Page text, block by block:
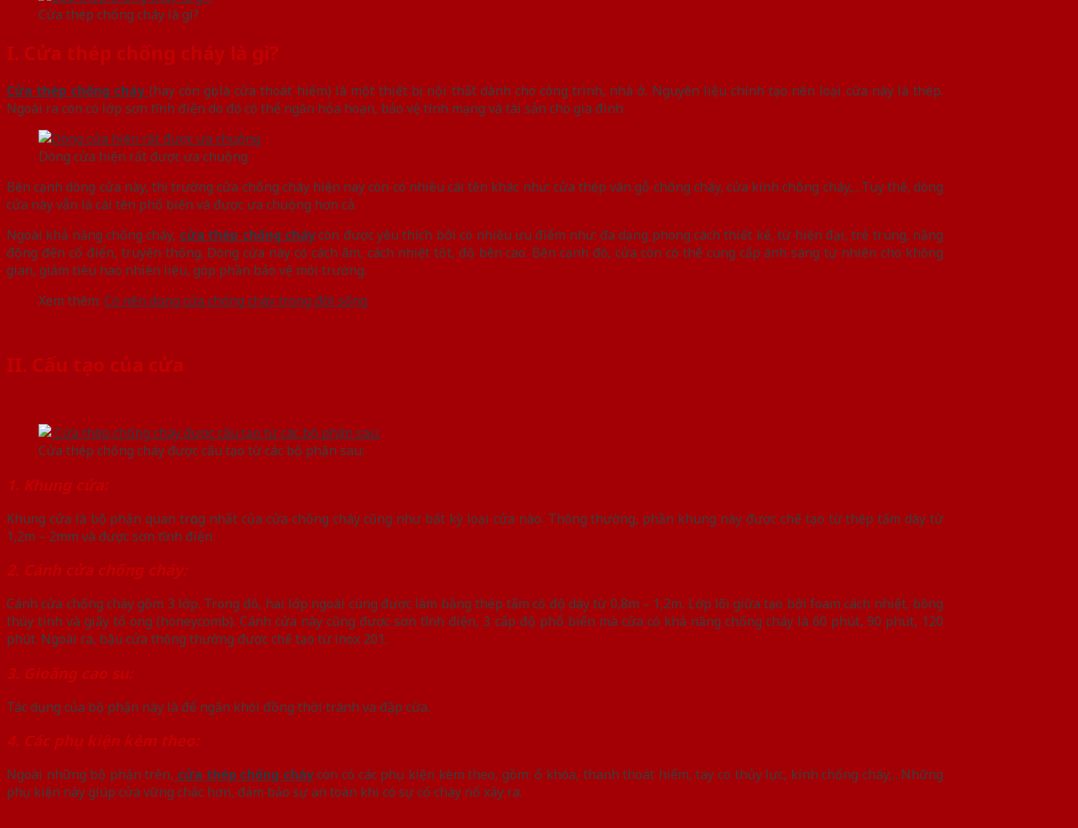
Cửa thép chống cháy là gì?
I. Cửa thép chống cháy là gì?
Cửa thép chống cháy (hay còn gọi là cửa thoát hiểm) là một thiết bị nội thất dành cho công trình, nhà ở. Nguyên liệu chính tạo nên loại cửa này là thép.
Ngoài ra còn có lớp sơn tĩnh điện do đó có thể ngăn hỏa hoạn, bảo vệ tính mạng và tài sản cho gia đình.
Dòng cửa hiện rất được ưa chuộng
Bên cạnh dòng cửa này, thị trường cửa chống cháy hiện nay còn có nhiều cái tên khác như: cửa thép vân gỗ chống cháy, cửa kính chống cháy,…Tuy thế, dòng
cửa này vẫn là cái tên phổ biến và được ưa chuộng hơn cả.
Ngoài khả năng chống cháy, cửa thép chống cháycòn được yêu thích bởi có nhiều ưu điểm như: đa dạng phong cách thiết kế, từ hiện đại, trẻ trung, năng
động đến cổ điển, truyền thống. Dòng cửa này có cách âm, cách nhiệt tốt, độ bền cao. Bên cạnh đó, cửa còn có thể cung cấp ánh sáng tự nhiên cho không
gian, giảm tiêu hao nhiên liệu, góp phần bảo vệ môi trường.
Xem thêm: Có nên dùng cửa chống cháy trong đời sống
II. Cấu tạo của cửa
Cửa thép chống cháy được cấu tạo từ các bộ phận sau:
1. Khung cửa:
Khung cửa là bộ phận quan trọng nhất của cửa chống cháy cũng như bất kỳ loại cửa nào. Thông thường, phần khung này được chế tạo từ thép tấm dày từ
1,2m – 2mm và được sơn tĩnh điện.
2. Cánh cửa chống cháy:
Cánh cửa chống cháy gồm 3 lớp. Trong đó, hai lớp ngoài cùng được làm bằng thép tấm có độ dày từ 0,8m – 1,2m. Lớp lõi giữa tạo bởi foam cách nhiệt, bông
thủy tinh và giấy tổ ong (honeycomb). Cánh cửa này cũng được sơn tĩnh điện, 3 cấp độ phổ biến mà cửa có khả năng chống cháy là 60 phút, 90 phút, 120
phút. Ngoài ra, bậu cửa thông thường được chế tạo từ inox 201.
3. Gioăng cao su:
Tác dụng của bộ phận này là để ngăn khói đồng thời tránh va đập cửa.
4. Các phụ kiện kèm theo:
Ngoài những bộ phận trên, cửa thép chống cháycòn có các phụ kiện kèm theo, gồm: ổ khóa, thanh thoát hiểm, tay co thủy lực, kính chống cháy,…Những
phụ kiện này giúp cửa vững chắc hơn, đảm bảo sự an toàn khi có sự cố cháy nổ xảy ra.